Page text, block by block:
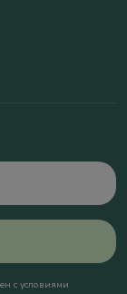
с условиями